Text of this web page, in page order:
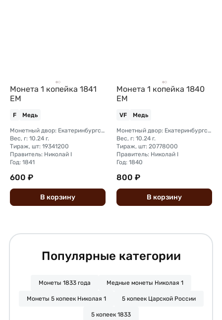
Монета 1 копейка 1841
ЕМ
F Медь
Монетный двор: Екатеринбургский монетный двор
Вес, г: 10.24 г.
Тираж, шт: 19341200
Правитель: Николай I
Год: 1841
600 ₽
В корзину
Монета 1 копейка 1840
ЕМ
VF Медь
Монетный двор: Екатеринбургский монетный двор
Вес, г: 10.24 г.
Тираж, шт: 20778000
Правитель: Николай I
Год: 1840
800 ₽
В корзину
Популярные категории
Монеты 1833 года Медные монеты Николая 1
Монеты 5 копеек Николая 1 5 копеек Царской России
5 копеек 1833